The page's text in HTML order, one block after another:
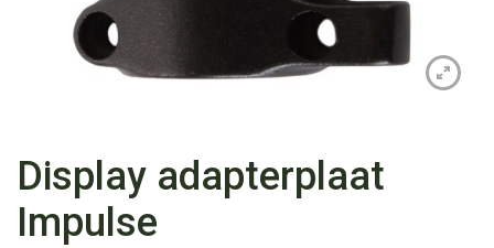
Display adapterplaat
Impulse